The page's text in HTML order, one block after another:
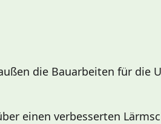
die Bauarbeiten für die
einen verbesserten